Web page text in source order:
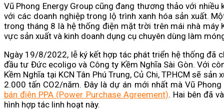
Vũ Phong Energy Group cũng đang thương thảo với
với các doanh nghiệp trong lộ trình xanh hóa sản xuất.
trong tháng 8 là hệ thống điện mặt trời trên mái nhà
vực sản xuất và kinh doanh dụng cụ chuyên dùng làm
Ngày 19/8/2022, lễ ký kết hợp tác phát triển hệ thống đã
đầu tư Đức ecoligo và Công ty Kềm Nghĩa Sài Gòn. Với
Kềm Nghĩa tại KCN Tân Phú Trung, Củ Chi, TP.HCM sẽ
2.000 tấn CO2/năm. Đây là dự án mới nhất mà Vũ
bán điện PPA (Power Purchase Agreement). Hai bên đã
hình hợp tác linh hoạt này.